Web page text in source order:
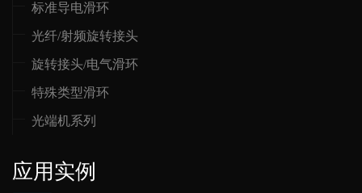
标准导电滑环
光纤/射频旋转接头
旋转接头/电气滑环
特殊类型滑环
光端机系列
应用实例